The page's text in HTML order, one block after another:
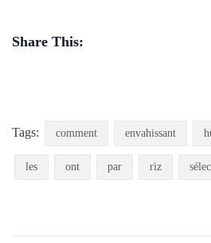
Share This:
Tags: comment envahissant
les ont par riz